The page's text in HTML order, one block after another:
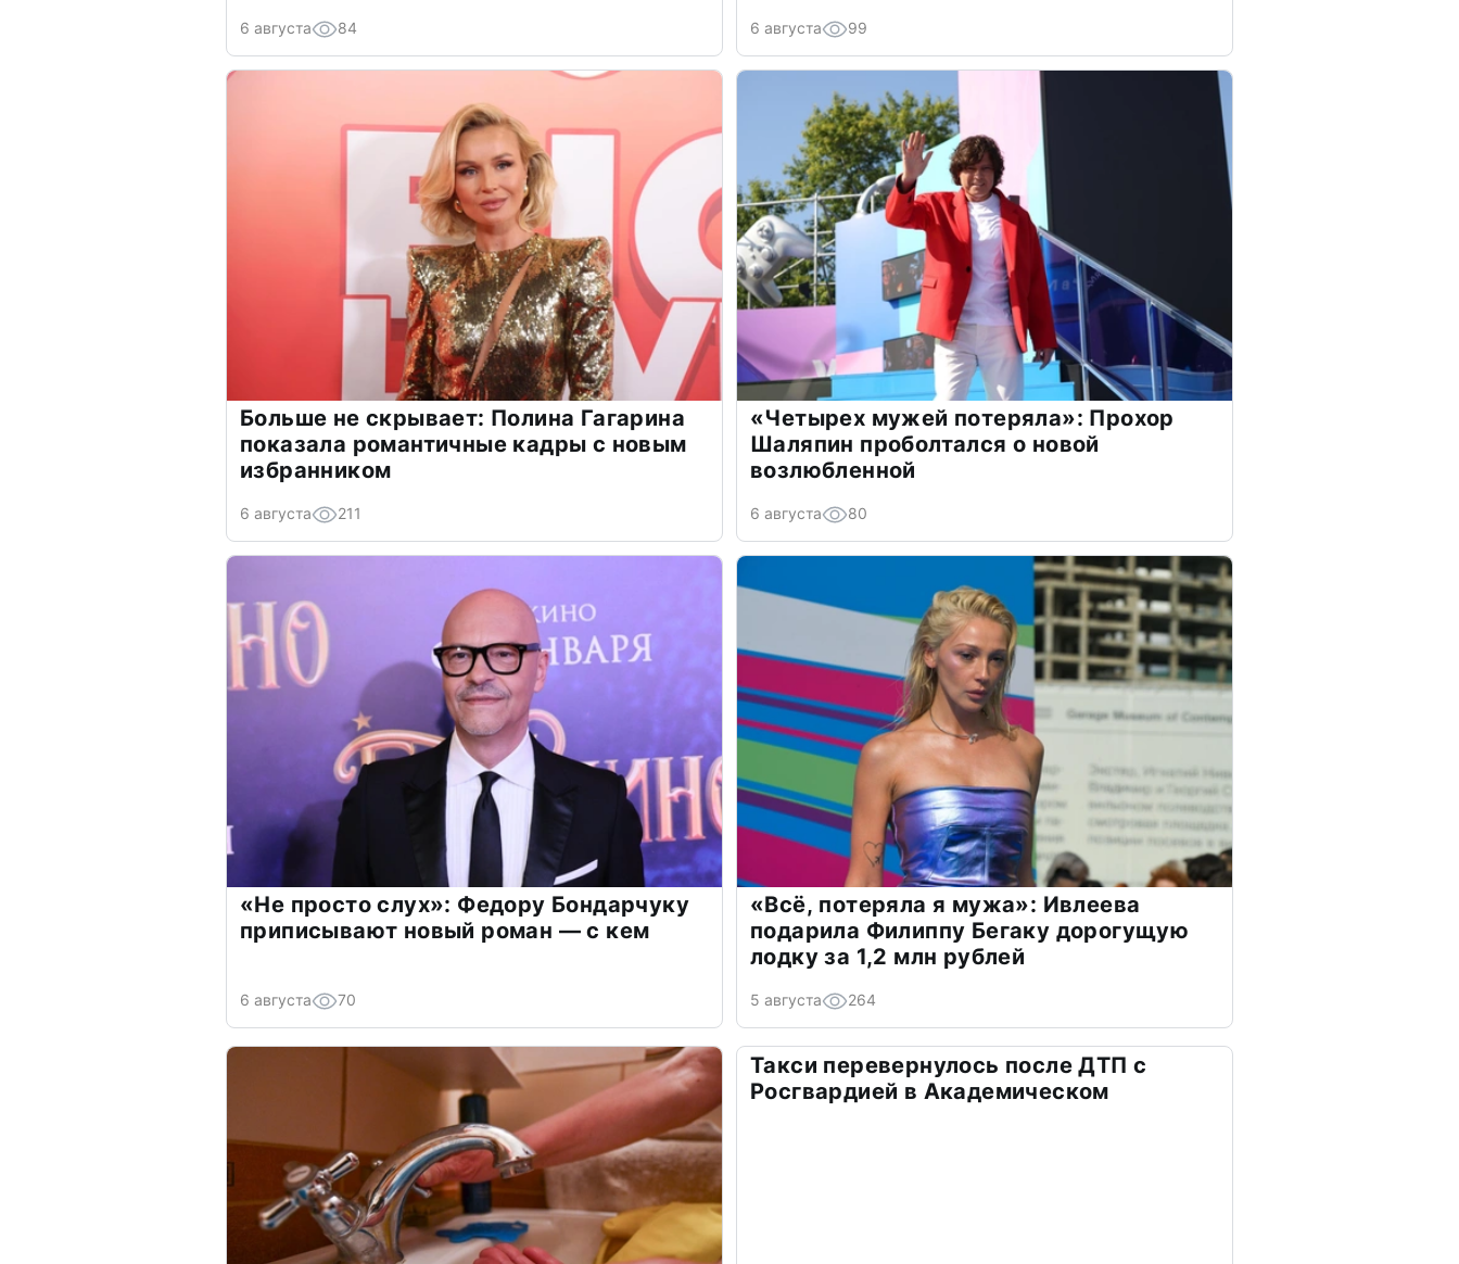
6 августа 84 6 августа 99
Больше не скрывает: Полина Гагарина
показала романтичные кадры с новым
избранником
6 августа 211
«Четырех мужей потеряла»: Прохор
Шаляпин проболтался о новой
возлюбленной
6 августа 80
«Не просто слух»: Федору Бондарчуку
приписывают новый роман — с кем
6 августа 70
«Всё, потеряла я мужа»: Ивлеева
подарила Филиппу Бегаку дорогущую
лодку за 1,2 млн рублей
5 августа 264
Такси перевернулось после ДТП с
Росгвардией в Академическом